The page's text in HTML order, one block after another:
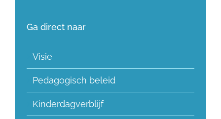
Ga direct naar
Visie
Pedagogisch beleid
Kinderdagverblijf